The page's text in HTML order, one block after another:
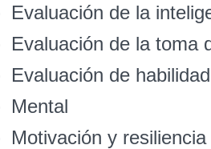
Evaluación de la
Evaluación de la toma
Evaluación de
Mental
Motivación y resiliencia